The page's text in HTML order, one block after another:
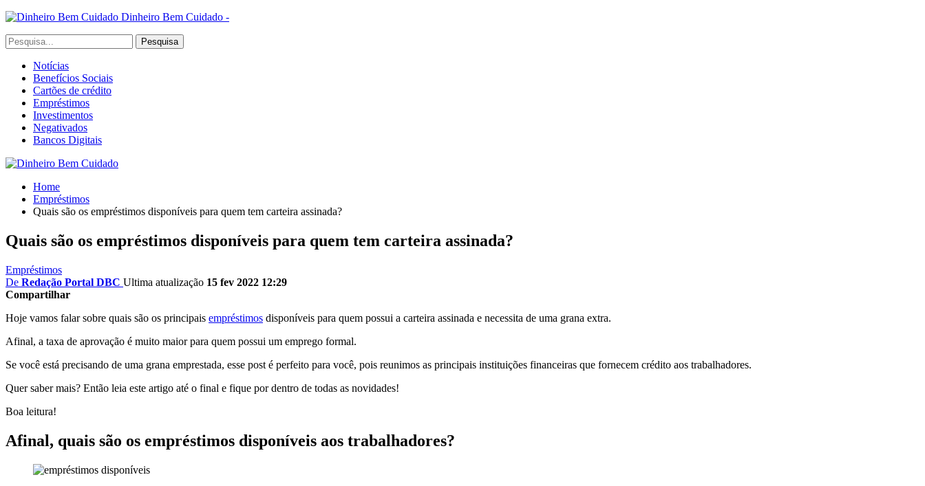
Dinheiro Bem Cuidado -
Notícias
Benefícios Sociais
Cartões de crédito
Empréstimos
Investimentos
Negativados
Bancos Digitais
Home
Empréstimos
Quais são os empréstimos disponíveis para quem tem carteira assinada?
Quais são os empréstimos disponíveis para quem tem carteira assinada?
Empréstimos
De Redação Portal DBC Ultima atualização 15 fev 2022 12:29
Compartilhar
Hoje vamos falar sobre quais são os principais empréstimos disponíveis para quem possui a carteira assinada e necessita de uma grana extra.
Afinal, a taxa de aprovação é muito maior para quem possui um emprego formal.
Se você está precisando de uma grana emprestada, esse post é perfeito para você, pois reunimos as principais instituições financeiras que fornecem crédito aos trabalhadores.
Quer saber mais? Então leia este artigo até o final e fique por dentro de todas as novidades!
Boa leitura!
Afinal, quais são os empréstimos disponíveis aos trabalhadores?